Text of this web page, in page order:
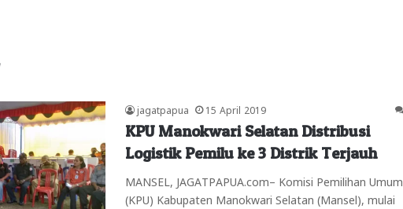
jagatpapua 15 April 2019
KPU Manokwari Selatan Distribusi
Logistik Pemilu ke 3 Distrik Terjauh
MANSEL, JAGATPAPUA.com– Komisi Pemilihan Umum
(KPU) Kabupaten Manokwari Selatan (Mansel), mulai